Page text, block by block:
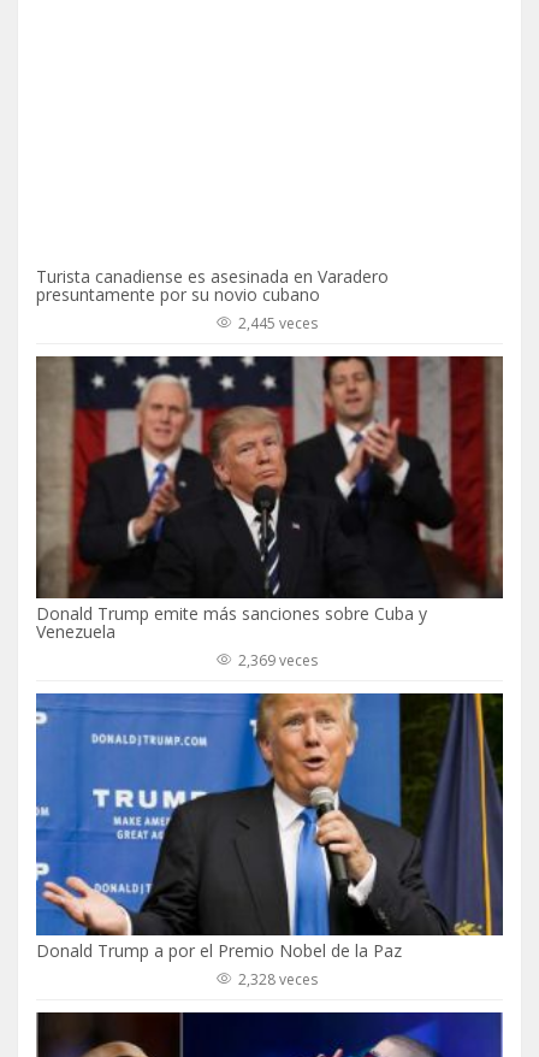
Turista canadiense es asesinada en Varadero
presuntamente por su novio cubano
2,445 veces
Donald Trump emite más sanciones sobre Cuba y
Venezuela
2,369 veces
Donald Trump a por el Premio Nobel de la Paz
2,328 veces